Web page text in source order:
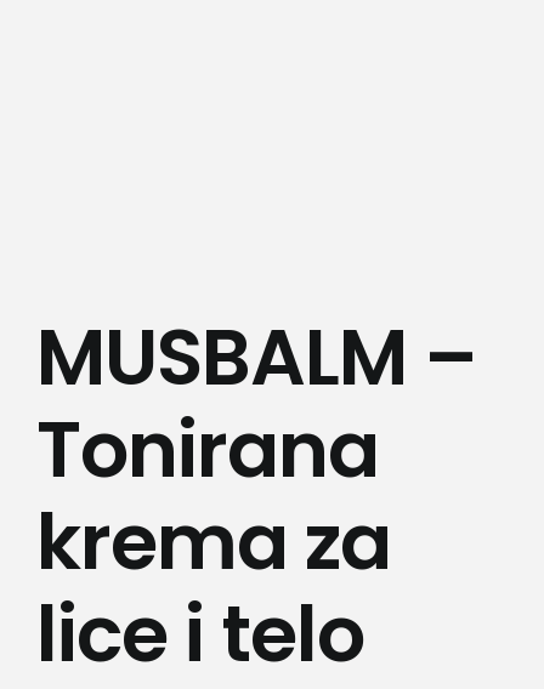
Svi proizvodi
MUSBALM –
Tonirana
krema za
lice i telo